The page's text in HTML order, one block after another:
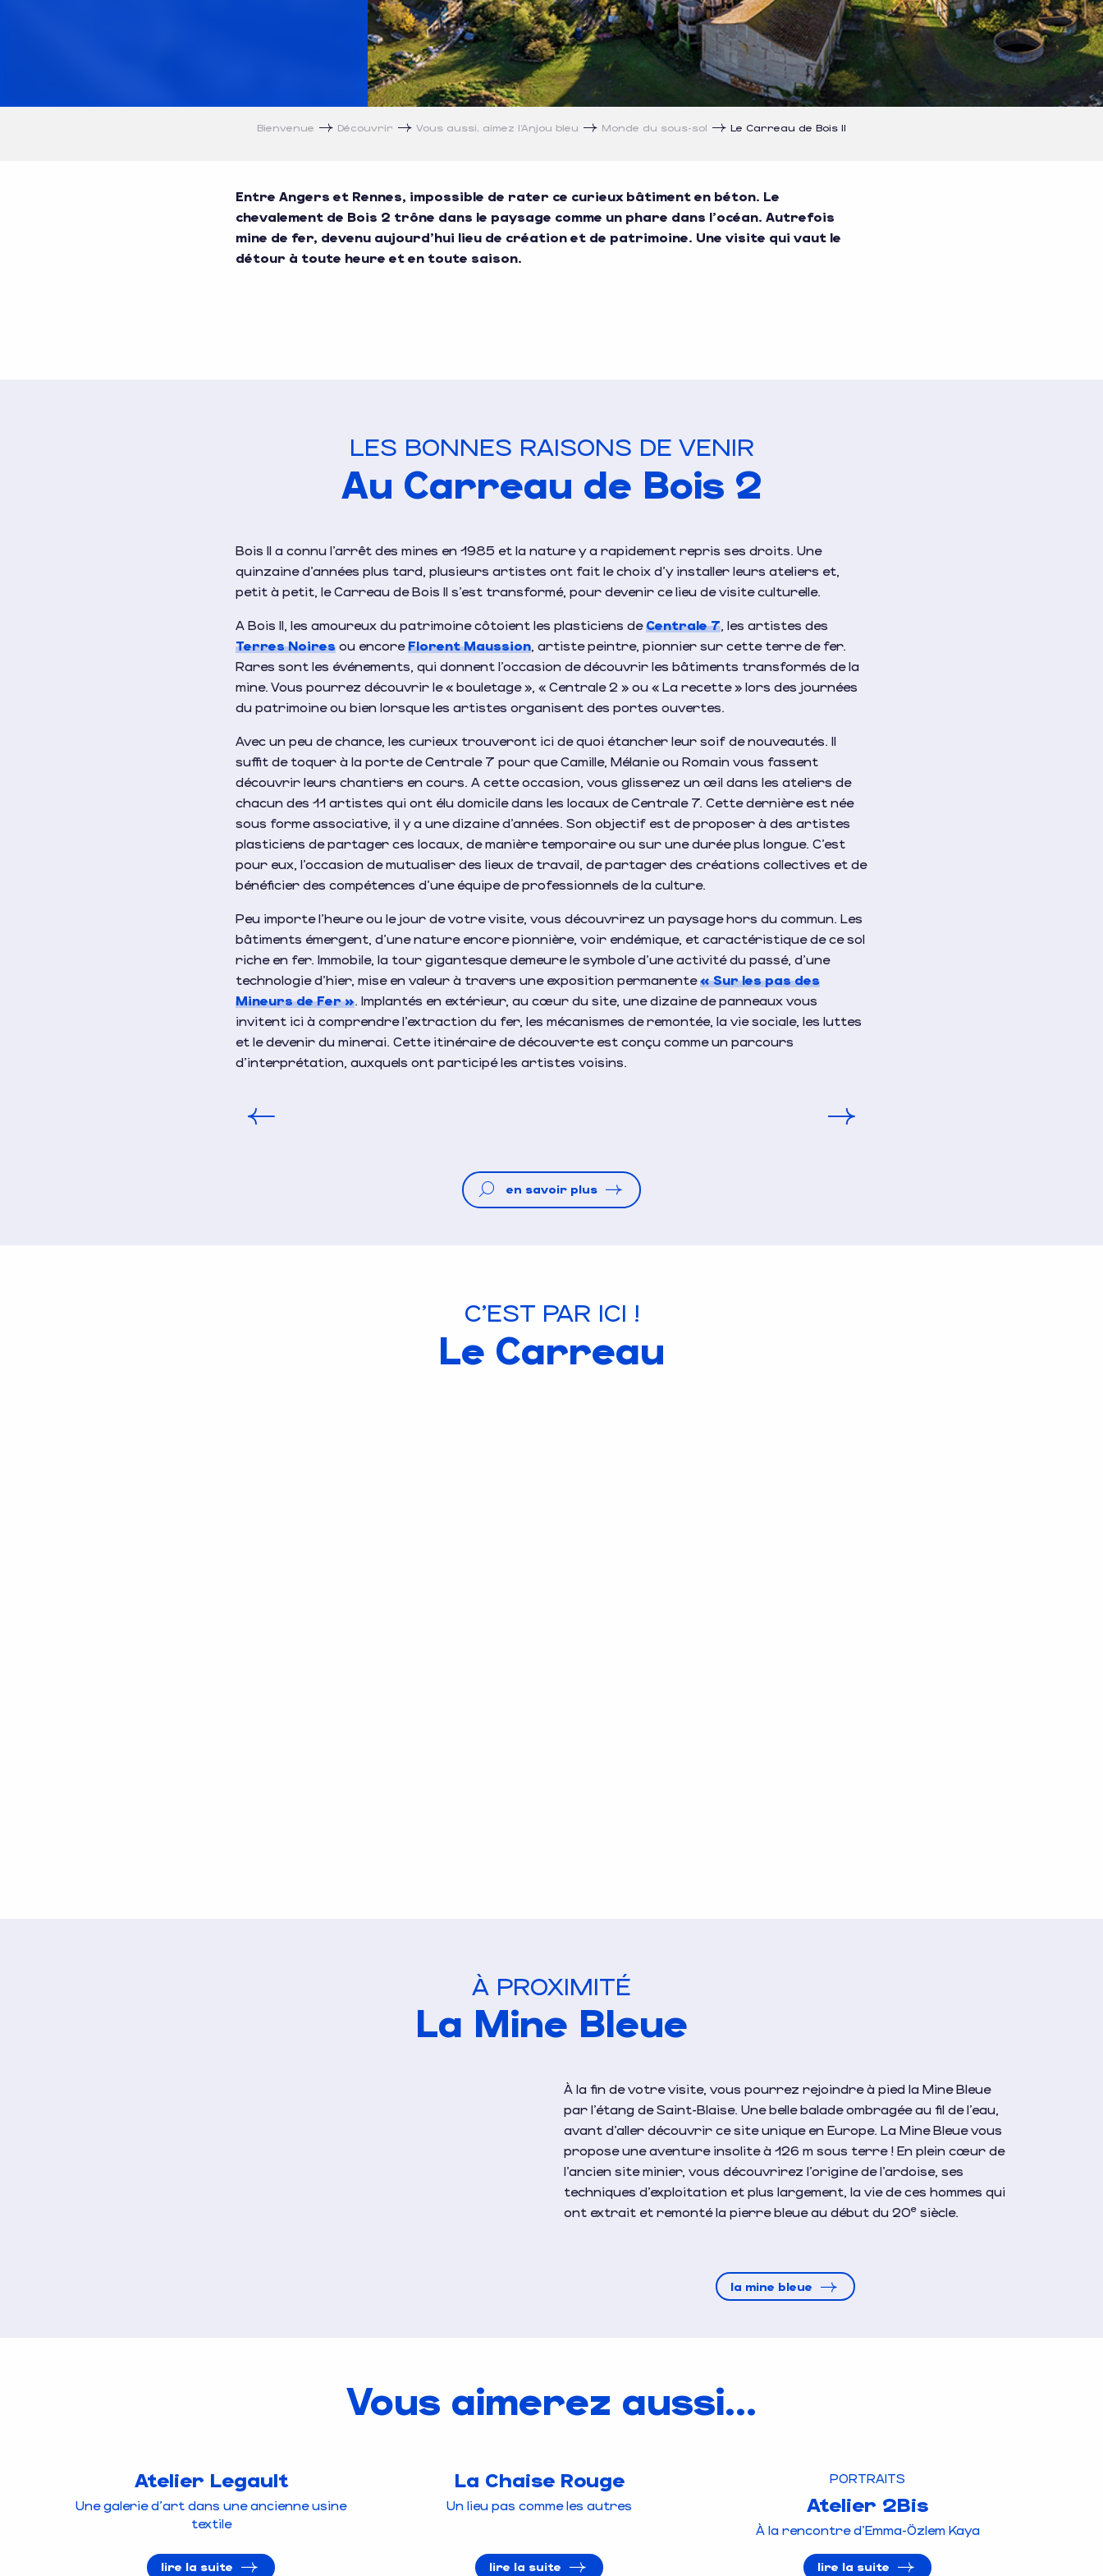
Bienvenue Découvrir Vous aussi, aimez l’Anjou bleu Monde du sous-sol Le Carreau de Bois II
Entre Angers et Rennes, impossible de rater ce curieux bâtiment en béton. Le
chevalement de Bois 2 trône dans le paysage comme un phare dans l’océan. Autrefois
mine de fer, devenu aujourd’hui lieu de création et de patrimoine. Une visite qui vaut le
détour à toute heure et en toute saison.
LES BONNES RAISONS DE VENIR
Au Carreau de Bois 2
Bois II a connu l’arrêt des mines en 1985 et la nature y a rapidement repris ses droits. Une
quinzaine d’années plus tard, plusieurs artistes ont fait le choix d’y installer leurs ateliers et,
petit à petit, le Carreau de Bois II s’est transformé, pour devenir ce lieu de visite culturelle.
A Bois II, les amoureux du patrimoine côtoient les plasticiens deCentrale 7 , les artistes des
Terres Noires ou encoreFlorent Maussion , artiste peintre, pionnier sur cette terre de fer.
Rares sont les événements, qui donnent l’occasion de découvrir les bâtiments transformés de la
mine. Vous pourrez découvrir le « bouletage », « Centrale 2 » ou « La recette » lors des journées
du patrimoine ou bien lorsque les artistes organisent des portes ouvertes.
Avec un peu de chance, les curieux trouveront ici de quoi étancher leur soif de nouveautés. Il
suffit de toquer à la porte de Centrale 7 pour que Camille, Mélanie ou Romain vous fassent
découvrir leurs chantiers en cours. A cette occasion, vous glisserez un œil dans les ateliers de
chacun des 11 artistes qui ont élu domicile dans les locaux de Centrale 7. Cette dernière est née
sous forme associative, il y a une dizaine d’années. Son objectif est de proposer à des artistes
plasticiens de partager ces locaux, de manière temporaire ou sur une durée plus longue. C’est
pour eux, l’occasion de mutualiser des lieux de travail, de partager des créations collectives et de
bénéficier des compétences d’une équipe de professionnels de la culture.
Peu importe l’heure ou le jour de votre visite, vous découvrirez un paysage hors du commun. Les
bâtiments émergent, d’une nature encore pionnière, voir endémique, et caractéristique de ce sol
riche en fer. Immobile, la tour gigantesque demeure le symbole d’une activité du passé, d’une
technologie d’hier, mise en valeur à travers une exposition permanente« Sur les pas des
Mineurs de Fer » . Implantés en extérieur, au cœur du site, une dizaine de panneaux vous
invitent ici à comprendre l’extraction du fer, les mécanismes de remontée, la vie sociale, les luttes
et le devenir du minerai. Cette itinéraire de découverte est conçu comme un parcours
d’interprétation, auxquels ont participé les artistes voisins.
en savoir plus
C'EST PAR ICI !
Le Carreau
À PROXIMITÉ
La Mine Bleue
À la fin de votre visite, vous pourrez rejoindre à pied la Mine Bleue
par l’étang de Saint-Blaise. Une belle balade ombragée au fil de l’eau,
avant d’aller découvrir ce site unique en Europe. La Mine Bleue vous
propose une aventure insolite à 126 m sous terre ! En plein cœur de
l’ancien site minier, vous découvrirez l’origine de l’ardoise, ses
techniques d’exploitation et plus largement, la vie de ces hommes qui
ont extrait et remonté la pierre bleue au début du 20e siècle.
la mine bleue
Vous aimerez aussi...
Atelier Legault
Une galerie d'art dans une ancienne usine
textile
lire la suite
La Chaise Rouge
Un lieu pas comme les autres
lire la suite
PORTRAITS
Atelier 2Bis
À la rencontre d'Emma-Özlem Kaya
lire la suite